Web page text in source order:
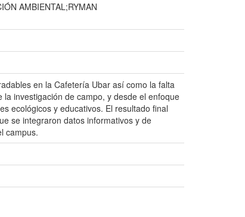
AMBIENTAL;RYMAN
en la Cafetería Ubar así como la falta
investigación de campo, y desde el enfoque
ecológicos y educativos. El resultado final
se integraron datos informativos y de
campus.